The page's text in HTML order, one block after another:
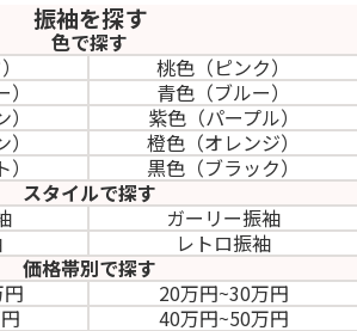
振袖を探す
色で探す
桃色（ピンク）
青色（ブルー）
紫色（パープル）
橙色（オレンジ）
黒色（ブラック）
スタイルで探す
ガーリー振袖
レトロ振袖
価格帯別で探す
20万円~30万円
40万円~50万円